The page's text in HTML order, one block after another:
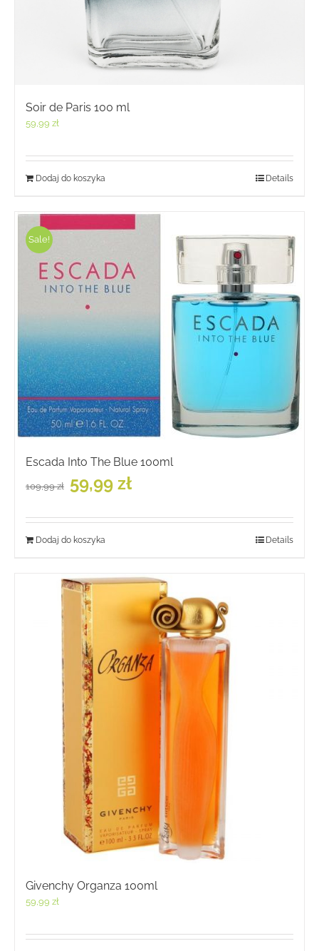
Soir de Paris 100 ml
59,99 zł
Dodaj do koszyka Details
Sale!
Escada Into The Blue 100ml
109,99zł
Pierwotna
cena
109,99 zł.
59,99 złcena
59,99 zł.
Dodaj do koszyka Details
Givenchy Organza 100ml
59,99 zł